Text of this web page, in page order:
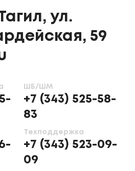
ул.
59
ШБ/ШМ
+7 (343) 525-58-
83
Техподдержка
+7 (343) 523-09-
09